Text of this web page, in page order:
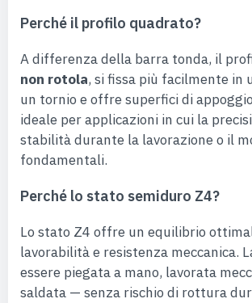
Perché il profilo quadrato?
A differenza della barra tonda, il
non rotola, si fissa più facilmente in
un tornio e offre superfici di
ideale per applicazioni in cui la
stabilità durante la lavorazione o il
fondamentali.
Perché lo stato semiduro Z4?
Lo stato Z4 offre un equilibrio
lavorabilità e resistenza meccanica.
essere piegata a mano, lavorata
saldata — senza rischio di rottura